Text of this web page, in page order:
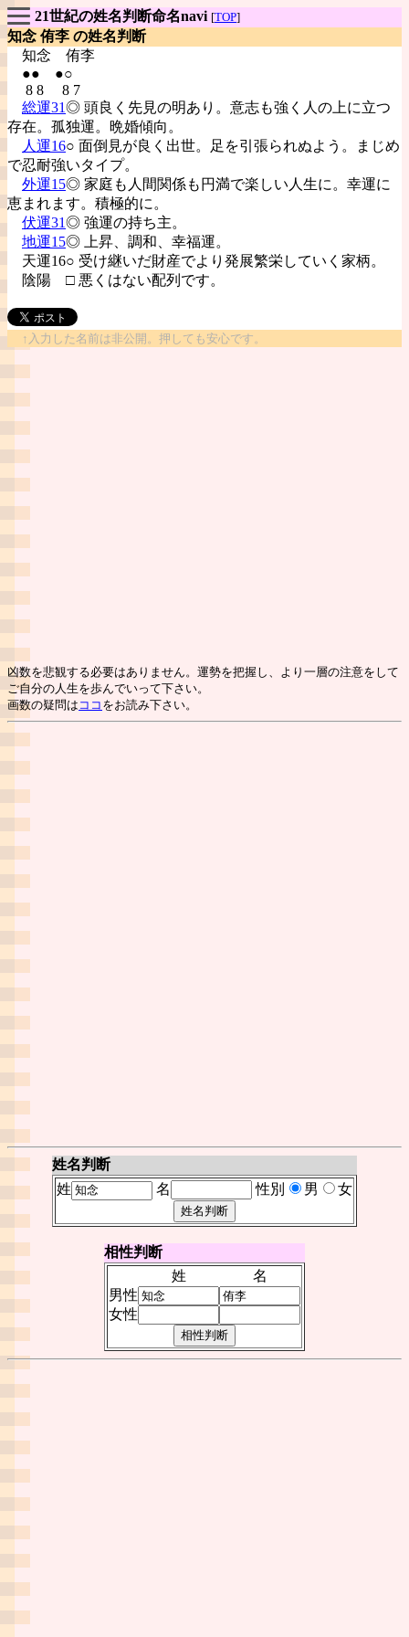
21世紀の姓名判断命名navi [TOP]
知念 侑李 の姓名判断
知念 侑李
●● ●○
8 8 8 7
総運31◎ 頭良く先見の明あり。意志も強く人の上に立つ
存在。孤独運。晩婚傾向。
人運16○ 面倒見が良く出世。足を引張られぬよう。まじめ
で忍耐強いタイプ。
外運15◎ 家庭も人間関係も円満で楽しい人生に。幸運に
恵まれます。積極的に。
伏運31◎ 強運の持ち主。
地運15◎ 上昇、調和、幸福運。
天運16○ 受け継いだ財産でより発展繁栄していく家柄。
陰陽 □ 悪くはない配列です。
↑入力した名前は非公開。押しても安心です。
凶数を悲観する必要はありません。運勢を把握し、より一層の注意をして
ご自分の人生を歩んでいって下さい。
画数の疑問は ココ をお読み下さい。
姓名判断
姓
名 性別 男 女
相性判断
姓
名
男性
女性